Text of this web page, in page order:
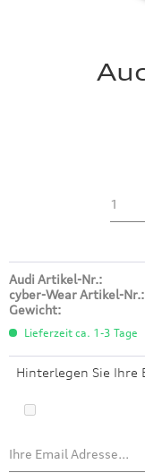
Audi Artikel-Nr.:
cyber-Wear Artikel-Nr.:
Gewicht:
Lieferzeit ca. 1-3 Tage
Hinterlegen Sie Ihre